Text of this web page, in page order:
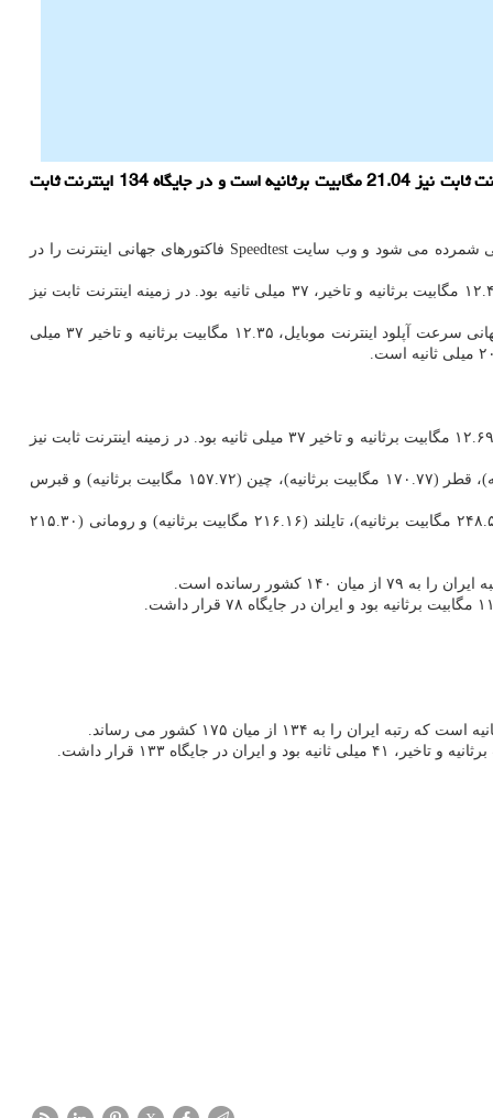
سایت شیک: هم اکنون متوسط سرعت دانلود اینترنت موبایل در ایران 31.65 مگابیت برثانیه و رتبه اش 79 جهانی است، متوسط سرعت دانلود اینترنت ثابت نیز 21.04 مگابیت برثانیه است و در جایگاه 134 اینترنت ثابت
اینترنتی شمرده می شود و وب سایت Speedtest فاکتورهای جهانی اینترنت را در
اینترنت موبایل، ۴۶.۷۴ مگابیت برثانیه و متوسط جهانی سرعت آپلود اینترنت موبایل، ۱۲.۴۹ مگابیت برثانیه و تاخیر، ۳۷ میلی ثانیه بود. در زمینه اینترنت ثابت نیز
طبق آخرین آمار انتشار یافته در اسپیدتست، تا ماه جولای سال ۲۰۲۱، متوسط جهانی سرعت دانلود اینترنت موبایل، ۵۵.۰۷ مگابیت برثانیه و متوسط جهانی سرعت آپلود اینترنت موبایل، ۱۲.۳۵ مگابیت برثانیه و تاخیر ۳۷ میلی
در صورتیکه تا ماه ژوئن سال ۲۰۲۱، متوسط جهانی سرعت دانلود اینترنت موبایل، ۵۵.۳۴ مگابیت برثانیه و متوسط جهانی سرعت آپلود اینترنت موبایل، ۱۲.۶۹ مگابیت برثانیه و تاخیر ۳۷ میلی ثانیه بود. در زمینه اینترنت ثابت نیز
رتبه یک تا پنج اینترنت موبایل در جهان تا ماه ژوئن ۲۰۲۱، به ترتیب به امارات متحده عربی (۱۹۰.۰۳ مگابیت برثانیه)، کره جنوبی(۱۸۹.۲۰ مگابیت برثانیه)، قطر (۱۷۰.۷۷ مگابیت برثانیه)، چین (۱۵۷.۷۲ مگابیت برثانیه) و قبرس
همین طور رتبه یک تا پنج اینترنت پهن باند ثابت در جهان، به ترتیب به موناکو (۲۵۶.۷۰ مگابیت برثانیه)، سنگاپور (۲۵۶.۰۳ مگابیت برثانیه)، هنگ کنگ (۲۴۸.۵۹ مگابیت برثانیه)، تایلند (۲۱۶.۱۶ مگابیت برثانیه) و رومانی (۲۱۵.۳۰